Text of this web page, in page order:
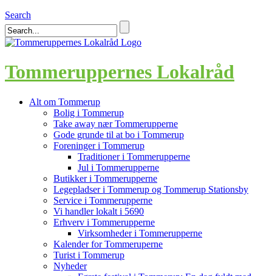
Search
Tommeruppernes Lokalråd
Alt om Tommerup
Bolig i Tommerup
Take away nær Tommerupperne
Gode grunde til at bo i Tommerup
Foreninger i Tommerup
Traditioner i Tommerupperne
Jul i Tommerupperne
Butikker i Tommerupperne
Legepladser i Tommerup og Tommerup Stationsby
Service i Tommerupperne
Vi handler lokalt i 5690
Erhverv i Tommerupperne
Virksomheder i Tommerupperne
Kalender for Tommeruperne
Turist i Tommerup
Nyheder